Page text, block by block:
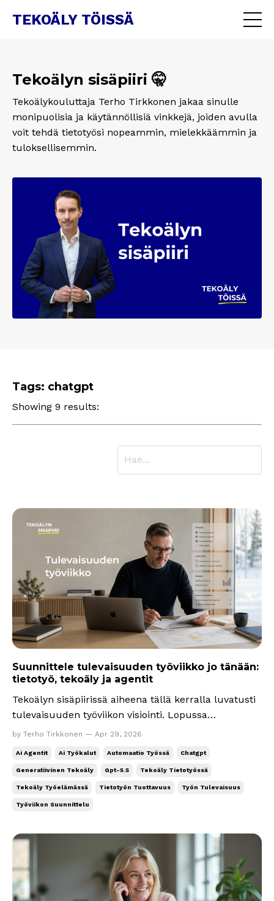
TEKOÄLY TÖISSÄ
Tekoälyn sisäpiiri 🤫
Tekoälykouluttaja Terho Tirkkonen jakaa sinulle
monipuolisia ja käytännöllisiä vinkkejä, joiden avulla
voit tehdä tietotyösi nopeammin, mielekkäämmin ja
tuloksellisemmin.
Tags: chatgpt
Showing 9 results:
Suunnittele tulevaisuuden työviikko jo tänään:
tietotyö, tekoäly ja agentit
Tekoälyn sisäpiirissä aiheena tällä kerralla luvatusti
tulevaisuuden työviikon visiointi. Lopussa
konkreettinen harjoitus ja valmis kehote (prompt).
(ihminen tekee, AI auttaa) tekoälyvetoinen työ (AI
hoita...
by Terho Tirkkonen — Apr 29, 2026
Ai Agentit Ai Työkalut Automaatio Työssä Chatgpt
Generatiivinen Tekoäly Gpt-5.5 Tekoäly Tietotyössä
Tekoäly Työelämässä Tietotyön Tuottavuus Työn Tulevaisuus
Työviikon Suunnittelu